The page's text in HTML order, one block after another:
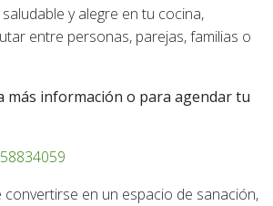
y alegre en tu cocina,
entre personas, parejas, familias o
más información o para agendar tu
convertirse en un espacio de sanación,